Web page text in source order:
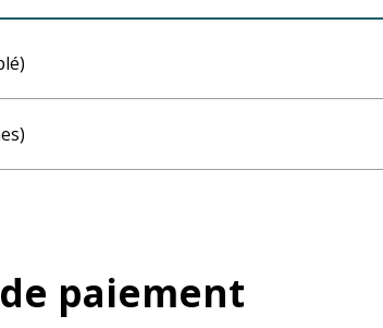
paiement